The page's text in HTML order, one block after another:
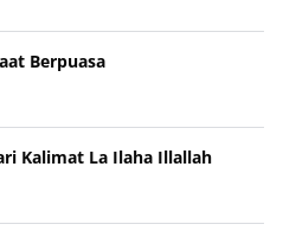
Berpuasa
Kalimat La Ilaha Illallah